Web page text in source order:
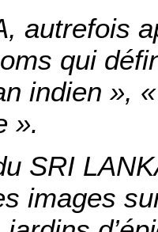
autrefois
qui
indien »,
».
SRI
images